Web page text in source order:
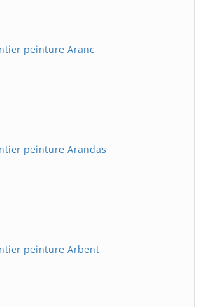
peinture Aranc
peinture Arandas
peinture Arbent